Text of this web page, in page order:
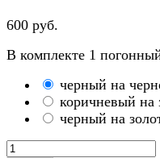
600 руб.
В комплекте 1
черный на
коричневый на
черный на